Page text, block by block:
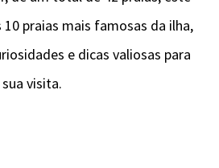
praias mais famosas da ilha,
e dicas valiosas para
visita.